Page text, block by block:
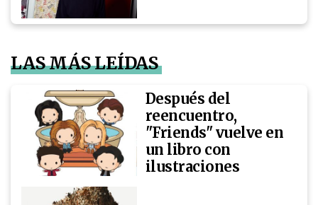
LAS MÁS LEÍDAS
Después del
reencuentro,
"Friends" vuelve en
un libro con
ilustraciones